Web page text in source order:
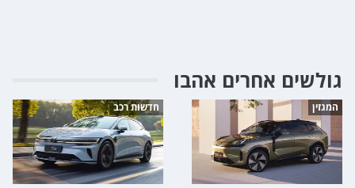
גולשים אחרים אהבו
המגזין חדשות רכב